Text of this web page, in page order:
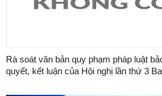
Rà soát văn bản quy phạm pháp luật
quyết, kết luận của Hội nghị lần thứ 3